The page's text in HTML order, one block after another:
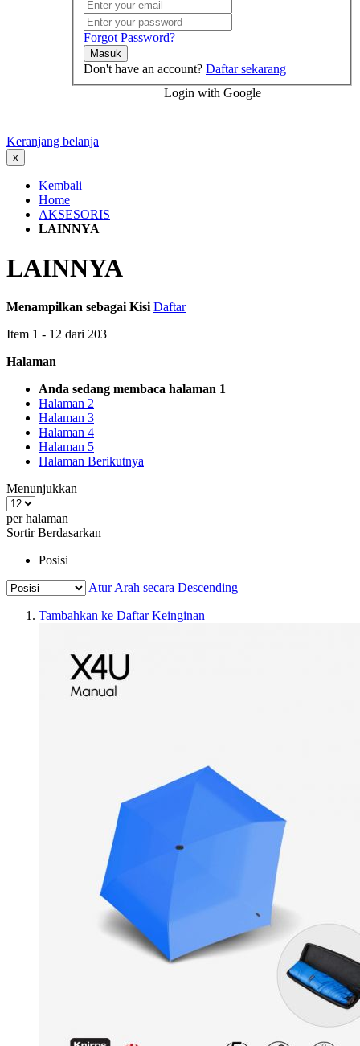
Forgot Password?
Masuk
Don't have an account? Daftar sekarang
Login with Google
Keranjang belanja
x
Kembali
Home
AKSESORIS
LAINNYA
LAINNYA
Menampilkan sebagai Kisi Daftar
Item 1 - 12 dari 203
Halaman
Anda sedang membaca halaman 1
Halaman 2
Halaman 3
Halaman 4
Halaman 5
Halaman Berikutnya
Menunjukkan
per halaman
Sortir Berdasarkan
Posisi
Atur Arah secara Descending
Tambahkan ke Daftar Keinginan